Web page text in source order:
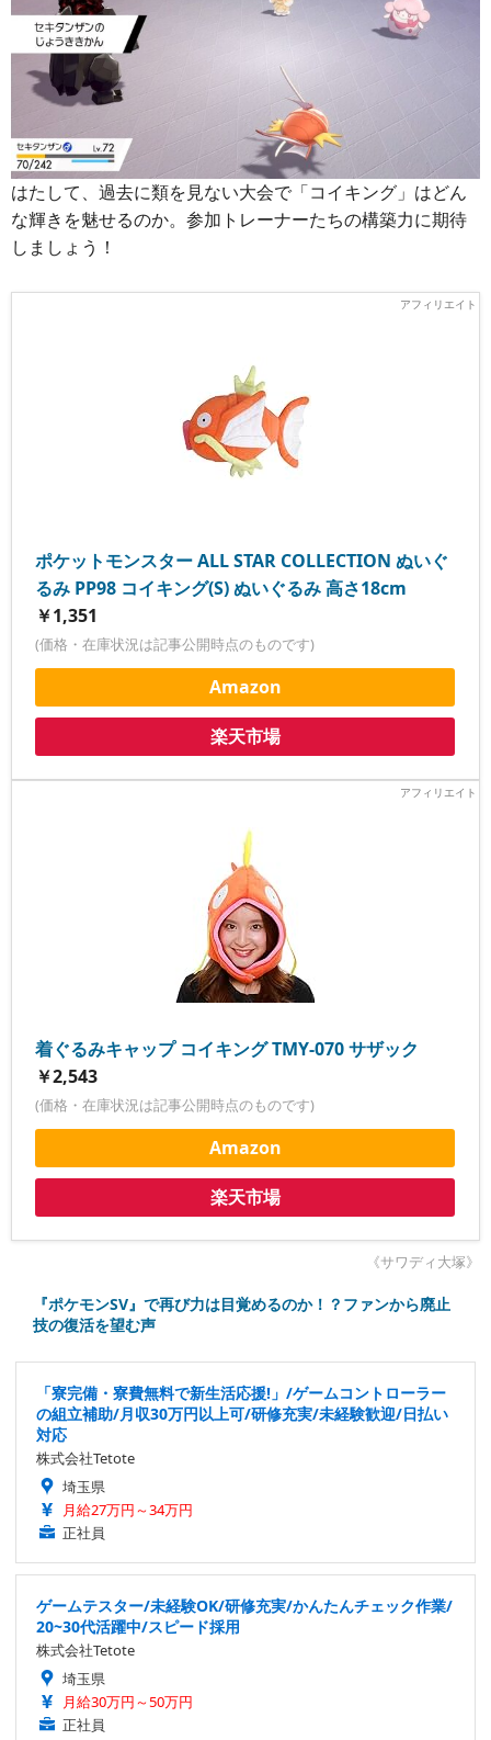
はたして、過去に類を見ない大会で「コイキング」はどん
な輝きを魅せるのか。参加トレーナーたちの構築力に期待
しましょう！
ポケットモンスター ALL STAR COLLECTION ぬいぐ
るみ PP98 コイキング(S) ぬいぐるみ 高さ18cm
￥1,351
(価格・在庫状況は記事公開時点のものです)
Amazon
楽天市場
着ぐるみキャップ コイキング TMY-070 サザック
￥2,543
(価格・在庫状況は記事公開時点のものです)
Amazon
楽天市場
《サワディ大塚》
『ポケモンSV』で再び力は目覚めるのか！？ファンから廃止
技の復活を望む声
「寮完備・寮費無料で新生活応援!」/ゲームコントローラー
の組立補助/月収30万円以上可/研修充実/未経験歓迎/日払い
対応
株式会社Tetote
埼玉県
月給27万円～34万円
正社員
ゲームテスター/未経験OK/研修充実/かんたんチェック作業/
20~30代活躍中/スピード採用
株式会社Tetote
埼玉県
月給30万円～50万円
正社員